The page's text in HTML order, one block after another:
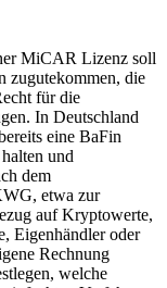
MiCAR Lizenz soll
zugutekommen, die
für die
In Deutschland
eine BaFin
und
dem
etwa zur
auf Kryptowerte,
Eigenhändler oder
Rechnung
welche